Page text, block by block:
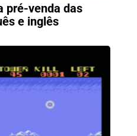
pré-venda das
e inglês